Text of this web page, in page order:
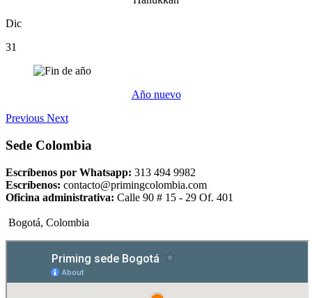
Dic
31
Año nuevo
Previous Next
Sede Colombia
Escríbenos por Whatsapp: 313 494 9982
Escríbenos: contacto@primingcolombia.com
Oficina administrativa: Calle 90 # 15 - 29 Of. 401
Bogotá, Colombia